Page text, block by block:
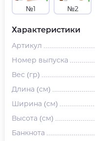
№1 №2
Характеристики
Артикул
Номер выпуска
Вес (гр)
Длина (см)
Ширина (см)
Высота (см)
Банкнота